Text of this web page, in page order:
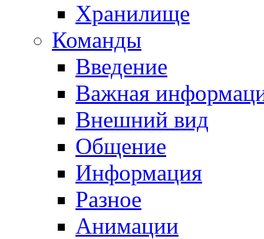
Хранилище
Команды
Введение
Важная
Внешний вид
Общение
Информация
Разное
Анимации